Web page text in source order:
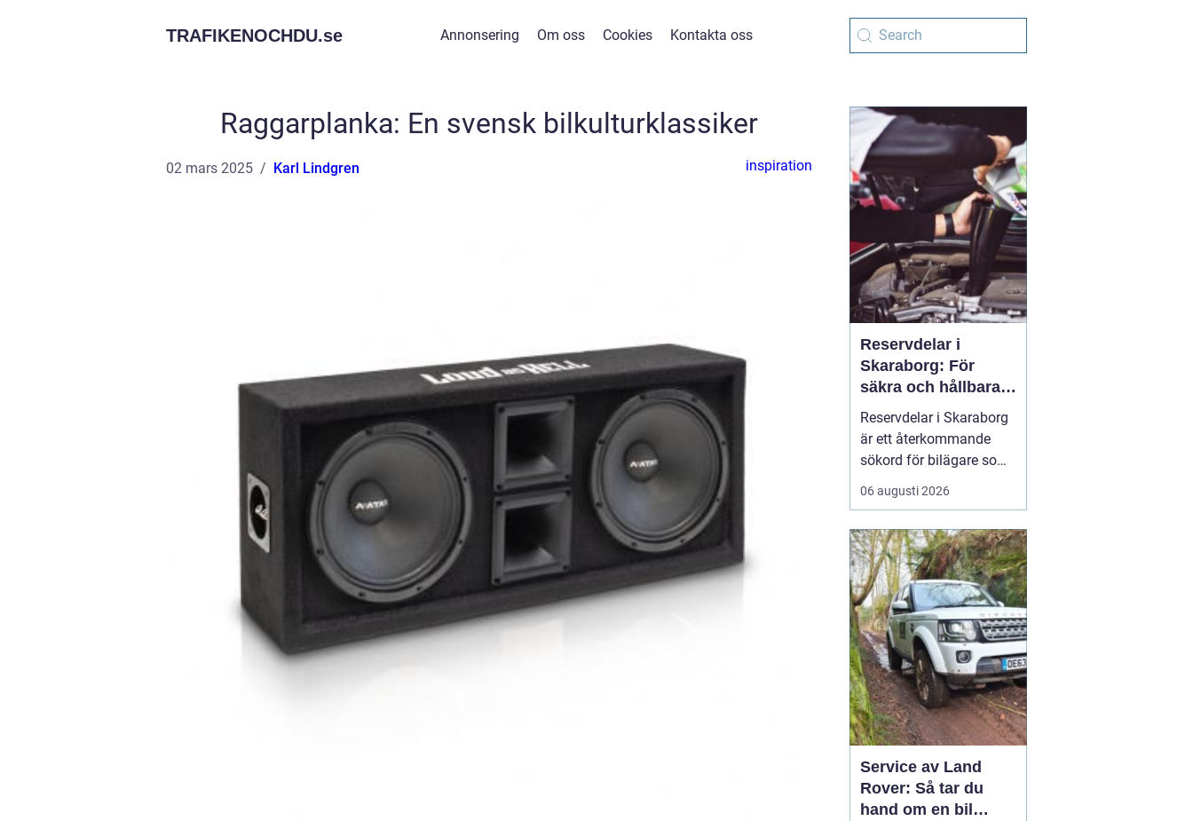
TRAFIKENOCHDU.se Annonsering Om oss Cookies Kontakta oss
Raggarplanka: En svensk bilkulturklassiker
02 mars 2025 Karl Lindgren inspiration
Reservdelar i
Skaraborg: För
säkra och hållbara
bilar
Reservdelar i Skaraborg
är ett återkommande
sökord för bilägare som
vill hålla bilen i gott
skick utan att betala
regionen vänder sig till
lokala specialister som
bvs.nu när...
06 augusti 2026
Service av Land
Rover: Så tar du
hand om en bil